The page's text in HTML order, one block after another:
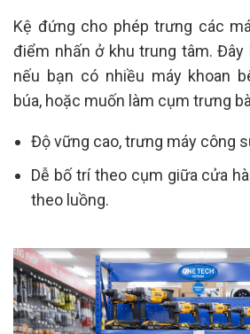
Kệ đứng cho phép trưng các
điểm nhấn ở khu trung tâm.
nếu bạn có nhiều máy khoan
búa, hoặc muốn làm cụm trưng
Độ vững cao, trưng máy công
Dễ bố trí theo cụm giữa cửa
theo luồng.